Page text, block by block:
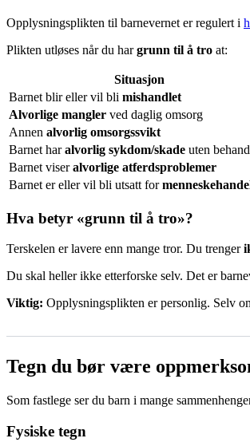
Opplysningsplikten til barnevernet er regulert i
Plikten utløses når du hargrunn til å tro at:
Situasjon
Barnet blir eller vil bli mishandlet
Alvorlige mangler ved daglig omsorg
Annen alvorlig omsorgssvikt
Barnet haralvorlig sykdom/skade uten
Barnet viseralvorlige atferdsproblemer
Barnet er eller vil bli utsatt for
Hva betyr «grunn til å tro»?
Terskelen er lavere enn mange tror. Du trenger
Du skal heller ikke etterforske selv. Det er
Viktig: Opplysningsplikten er personlig. Selv
Tegn du bør være
Som fastlege ser du barn i mange
Fysiske tegn